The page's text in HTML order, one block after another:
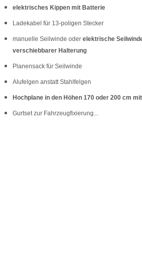
elektrisches Kippen mit Batterie
Ladekabel für 13-poligen Stecker
manuelle Seilwinde oder elektrische
verschiebbarer Halterung
Planensack für Seilwinde
Alufelgen anstatt Stahlfelgen
Hochplane in den Höhen 170 oder 200 cm
Gurtset zur Fahrzeugfixierung...